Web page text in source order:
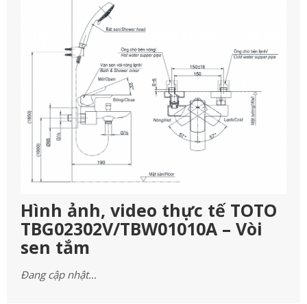
Hình ảnh, video thực tế TOTO
TBG02302V/TBW01010A – Vòi
sen tắm
Đang cập nhật…